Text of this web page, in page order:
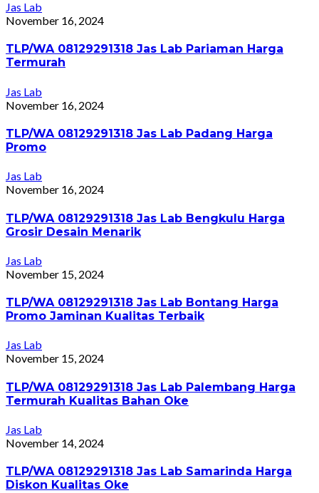
Jas Lab
November 16, 2024
TLP/WA 08129291318 Jas Lab Pariaman Harga
Termurah
Jas Lab
November 16, 2024
TLP/WA 08129291318 Jas Lab Padang Harga
Promo
Jas Lab
November 16, 2024
TLP/WA 08129291318 Jas Lab Bengkulu Harga
Grosir Desain Menarik
Jas Lab
November 15, 2024
TLP/WA 08129291318 Jas Lab Bontang Harga
Promo Jaminan Kualitas Terbaik
Jas Lab
November 15, 2024
TLP/WA 08129291318 Jas Lab Palembang Harga
Termurah Kualitas Bahan Oke
Jas Lab
November 14, 2024
TLP/WA 08129291318 Jas Lab Samarinda Harga
Diskon Kualitas Oke